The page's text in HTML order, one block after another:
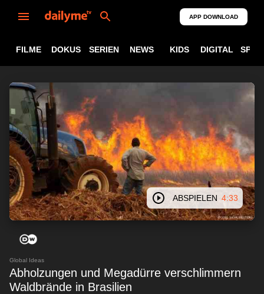
APP DOWNLOAD
FILME DOKUS SERIEN NEWS KIDS DIGITAL
ABSPIELEN 4:33
Global Ideas
Abholzungen und Megadürre verschlimmern
Waldbrände in Brasilien